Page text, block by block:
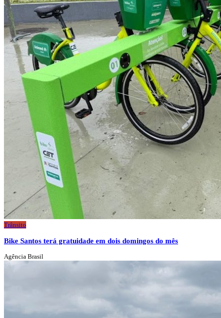
Trânsito
Bike Santos terá gratuidade em dois domingos do mês
Agência Brasil